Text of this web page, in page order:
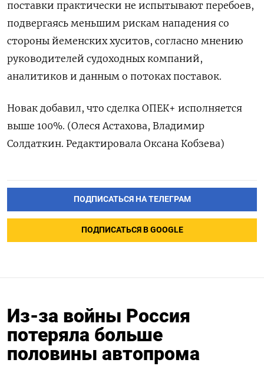
поставки практически не испытывают перебоев,
подвергаясь меньшим рискам нападения со
стороны йеменских хуситов, согласно мнению
руководителей судоходных компаний,
аналитиков и данным о потоках поставок.
Новак добавил, что сделка ОПЕК+ исполняется
выше 100%. (Олеся Астахова, Владимир
Солдаткин. Редактировала Оксана Кобзева)
ПОДПИСАТЬСЯ НА ТЕЛЕГРАМ
ПОДПИСАТЬСЯ В GOOGLE
Из-за войны Россия
потеряла больше
половины автопрома